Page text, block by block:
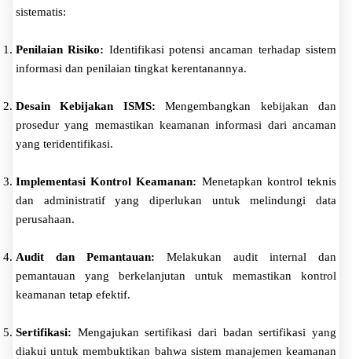
sistematis:
Penilaian Risiko: Identifikasi potensi ancaman terhadap sistem
informasi dan penilaian tingkat kerentanannya.
Desain Kebijakan ISMS: Mengembangkan kebijakan dan
prosedur yang memastikan keamanan informasi dari ancaman
yang teridentifikasi.
Implementasi Kontrol Keamanan: Menetapkan kontrol teknis
dan administratif yang diperlukan untuk melindungi data
perusahaan.
Audit dan Pemantauan: Melakukan audit internal dan
pemantauan yang berkelanjutan untuk memastikan kontrol
keamanan tetap efektif.
Sertifikasi: Mengajukan sertifikasi dari badan sertifikasi yang
diakui untuk membuktikan bahwa sistem manajemen keamanan